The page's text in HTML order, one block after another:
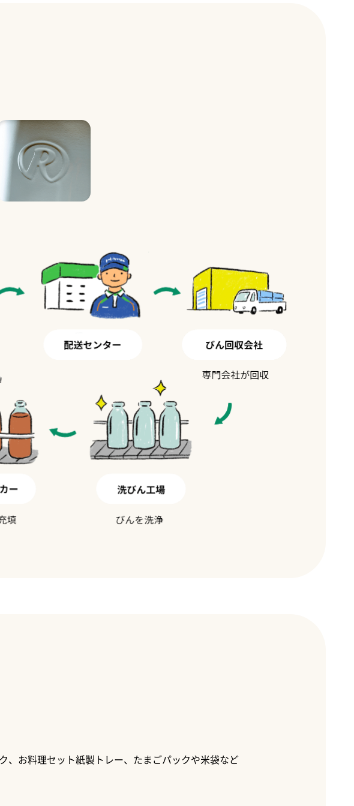
、お料理セット紙製トレー、たまごパックや米袋など